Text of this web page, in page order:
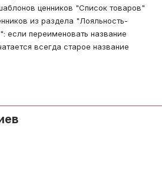
ценников "Список товаров"
из раздела "Лояльность-
если переименовать название
всегда старое название